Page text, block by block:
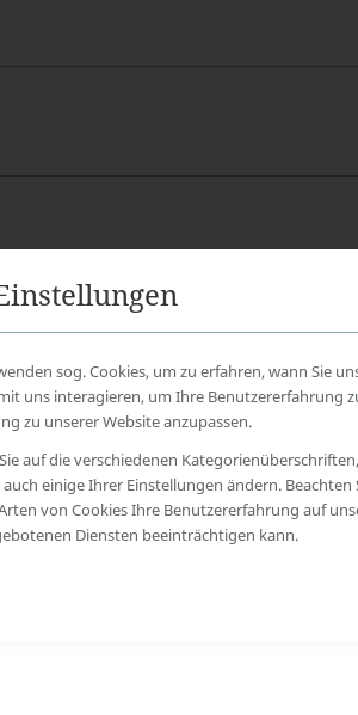
sog. Cookies, um zu erfahren, wann Sie
uns interagieren, um Ihre Benutzererfahrung
zu unserer Website anzupassen.
auf die verschiedenen
einige Ihrer Einstellungen ändern. Beachten
von Cookies Ihre Benutzererfahrung auf
Diensten beeinträchtigen kann.